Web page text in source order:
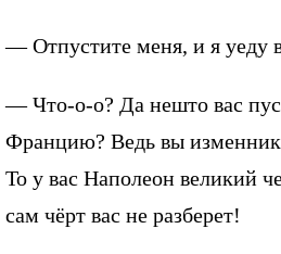
— Отпустите меня, и я уеду
— Что-о-о? Да нешто вас
Францию? Ведь вы изменник
То у вас Наполеон великий
сам чёрт вас не разберет!